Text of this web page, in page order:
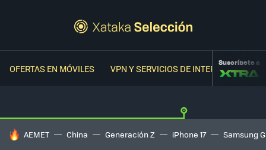
OFERTAS EN MÓVILES VPN Y SERVICIOS DE INTERNETSuscríbete a
HOY SE HABLA DE
AEMET China Generación Z iPhone 17 Samsung